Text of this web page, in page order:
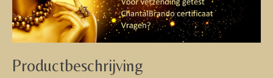
Productbeschrijving